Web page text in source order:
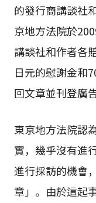
的發行商講談社
京地方法院於
講談社和作者各
日元的慰謝金和
回文章並刊登廣
東京地方法院認
實，幾乎沒有進
進行採訪的機會
章」。由於這起